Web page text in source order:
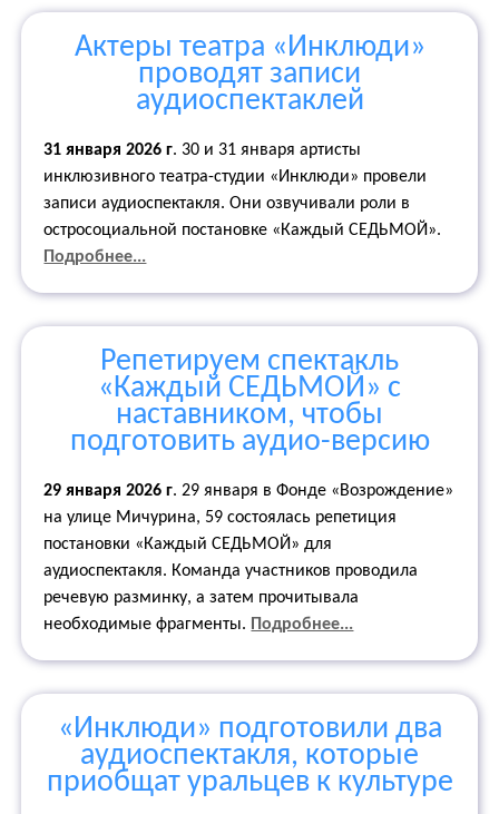
Актеры театра «Инклюди»
проводят записи
аудиоспектаклей
31 января 2026 г. 30 и 31 января артисты
инклюзивного театра-студии «Инклюди» провели
записи аудиоспектакля. Они озвучивали роли в
остросоциальной постановке «Каждый СЕДЬМОЙ».
Подробнее...
Репетируем спектакль
«Каждый СЕДЬМОЙ» с
наставником, чтобы
подготовить аудио-версию
29 января 2026 г. 29 января в Фонде «Возрождение»
на улице Мичурина, 59 состоялась репетиция
постановки «Каждый СЕДЬМОЙ» для
аудиоспектакля. Команда участников проводила
речевую разминку, а затем прочитывала
необходимые фрагменты. Подробнее...
«Инклюди» подготовили два
аудиоспектакля, которые
приобщат уральцев к культуре